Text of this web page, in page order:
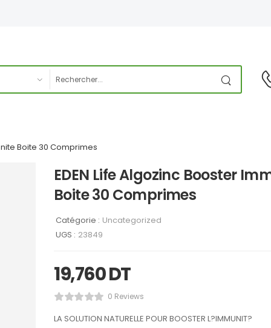
Boite 30 Comprimes
EDEN Life Algozinc Booster
Boite 30 Comprimes
Catégorie : Uncategorized
UGS : 23849
19,760DT
0 Reviews
LA SOLUTION NATURELLE POUR BOOSTER L?IMMUNIT?